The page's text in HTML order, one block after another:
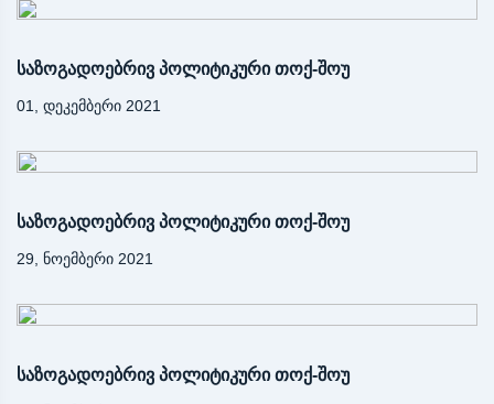
საზოგადოებრივ პოლიტიკური თოქ-შოუ
01, დეკემბერი 2021
საზოგადოებრივ პოლიტიკური თოქ-შოუ
29, ნოემბერი 2021
საზოგადოებრივ პოლიტიკური თოქ-შოუ